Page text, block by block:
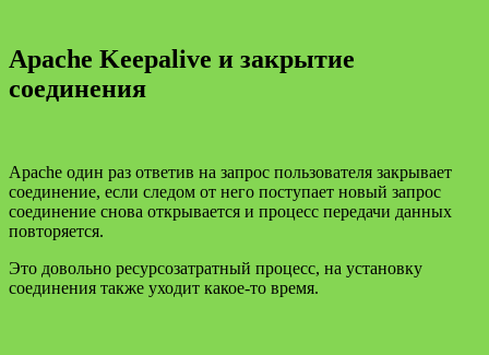
Apache Keepalive и закрытие
соединения
Apache один раз ответив на запрос пользователя закрывает
соединение, если следом от него поступает новый запрос
соединение снова открывается и процесс передачи данных
повторяется.
Это довольно ресурсозатратный процесс, на установку
соединения также уходит какое-то время.